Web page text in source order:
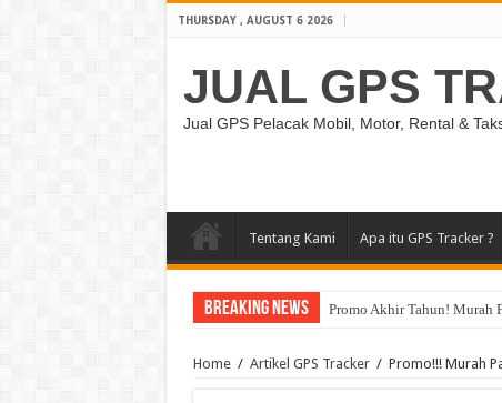
THURSDAY , AUGUST 6 2026
JUAL GPS
Jual GPS Pelacak Mobil, Motor, Rental &
Tentang Kami Apa itu GPS Tracker ?
Breaking News Promo Akhir Tahun! Murah
Home / Artikel GPS Tracker / Promo!!! Murah